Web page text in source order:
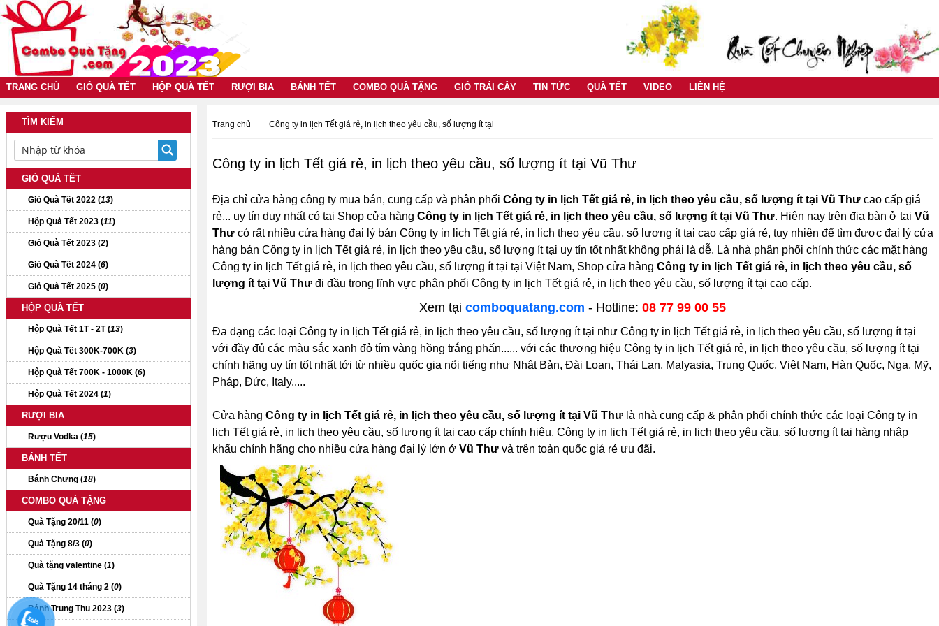
TRANG CHỦ GIỎ QUÀ TẾT HỘP QUÀ TẾT RƯỢI BIA BÁNH TẾT COMBO QUÀ TẶNG GIỎ TRÁI CÂY TIN TỨC QUÀ TẾT VIDEO LIÊN HỆ
Trang chủ Công ty in lịch Tết giá rẻ, in lịch theo yêu cầu, số lượng ít tại
Công ty in lịch Tết giá rẻ, in lịch theo yêu cầu, số lượng ít tại Vũ Thư
Địa chỉ cửa hàng công ty mua bán, cung cấp và phân phối Công ty in lịch Tết giá rẻ, in lịch theo yêu cầu, số lượng ít tại Vũ Thưcao cấp giá
rẻ... uy tín duy nhất có tại Shop cửa hàng Công ty in lịch Tết giá rẻ, in lịch theo yêu cầu, số lượng ít tại Vũ Thư. Hiện nay trên địa bàn ở tại Vũ
Thưcó rất nhiều cửa hàng đại lý bán Công ty in lịch Tết giá rẻ, in lịch theo yêu cầu, số lượng ít tại cao cấp giá rẻ, tuy nhiên để tìm được đại lý cửa
hàng bán Công ty in lịch Tết giá rẻ, in lịch theo yêu cầu, số lượng ít tại uy tín tốt nhất không phải là dễ. Là nhà phân phối chính thức các mặt hàng
Công ty in lịch Tết giá rẻ, in lịch theo yêu cầu, số lượng ít tại tại Việt Nam, Shop cửa hàng Công ty in lịch Tết giá rẻ, in lịch theo yêu cầu, số
lượng ít tại Vũ Thưđi đầu trong lĩnh vực phân phối Công ty in lịch Tết giá rẻ, in lịch theo yêu cầu, số lượng ít tại cao cấp.
Xem tạicomboquatang.com - Hotline:08 77 99 00 55
Đa dạng các loại Công ty in lịch Tết giá rẻ, in lịch theo yêu cầu, số lượng ít tại như Công ty in lịch Tết giá rẻ, in lịch theo yêu cầu, số lượng ít tại
với đầy đủ các màu sắc xanh đỏ tím vàng hồng trắng phấn...... với các thương hiệu Công ty in lịch Tết giá rẻ, in lịch theo yêu cầu, số lượng ít tại
chính hãng uy tín tốt nhất tới từ nhiều quốc gia nổi tiếng như Nhật Bản, Đài Loan, Thái Lan, Malyasia, Trung Quốc, Việt Nam, Hàn Quốc, Nga, Mỹ,
Pháp, Đức, Italy.....
Cửa hàng Công ty in lịch Tết giá rẻ, in lịch theo yêu cầu, số lượng ít tại Vũ Thưlà nhà cung cấp & phân phối chính thức các loại Công ty in
lịch Tết giá rẻ, in lịch theo yêu cầu, số lượng ít tại cao cấp chính hiệu, Công ty in lịch Tết giá rẻ, in lịch theo yêu cầu, số lượng ít tại hàng nhập
khẩu chính hãng cho nhiều cửa hàng đại lý lớn ở Vũ Thưvà trên toàn quốc giá rẻ ưu đãi.
TÌM KIẾM
GIỎ QUÀ TẾT
Giỏ Quà Tết 2022 (13)
Hộp Quà Tết 2023 (11)
Giỏ Quà Tết 2023 (2)
Giỏ Quà Tết 2024 (6)
Giỏ Quà Tết 2025 (0)
HỘP QUÀ TẾT
Hộp Quà Tết 1T - 2T (13)
Hộp Quà Tết 300K-700K (3)
Hộp Quà Tết 700K - 1000K (6)
Hộp Quà Tết 2024 (1)
RƯỢI BIA
Rượu Vodka (15)
BÁNH TẾT
Bánh Chưng (18)
COMBO QUÀ TẶNG
Quà Tặng 20/11 (0)
Quà Tặng 8/3 (0)
Quà tặng valentine (1)
Quà Tặng 14 tháng 2 (0)
Bánh Trung Thu 2023 (3)